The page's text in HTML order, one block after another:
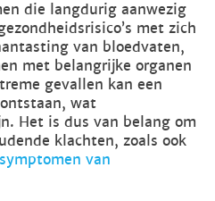
die langdurig aanwezig
met zich
van bloedvaten,
met belangrijke organen
gevallen kan een
wat
Het is dus van belang om
klachten, zoals ook
symptomen van